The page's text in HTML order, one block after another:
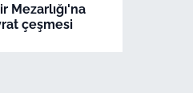
Mezarlığı'na
çeşmesi